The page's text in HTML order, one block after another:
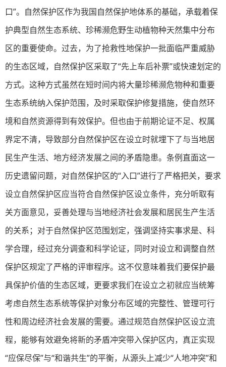
口”。自然保护区作为我国自然保护地体系的基础，承载着保
护典型自然生态系统、珍稀濒危野生动植物种天然集中分布
区的重要使命。过去，为了抢救性地保护一批面临严重威胁
的生态区域，自然保护区采取了“先上车后补票”或快速划定的
方式。这种方式虽然在短时间内将大量珍稀濒危物种和重要
生态系统纳入保护范围，及时采取保护修复措施，使自然环
境和自然资源得到有效保护。但也由于前期论证不足、权属
界定不清，导致部分自然保护区在设立时就埋下了与当地居
民生产生活、地方经济发展之间的矛盾隐患。条例直面这一
历史遗留问题，对自然保护区的“入口”进行了严格把关，要求
设立自然保护区应当符合自然保护区设立条件，充分听取有
关方面意见，妥善处理与当地经济社会发展和居民生产生活
的关系；对于自然保护区范围划定，强调坚持实事求是、科
学合理，经过充分调查和科学论证，同时对设立和调整自然
保护区规定了严格的评审程序。这不仅意味着我们要保护最
具保护价值的生态区域，更要求我们在设立之初就应当统筹
考虑自然生态系统等保护对象分布区域的完整性、管理可行
性和周边经济社会发展的需要。通过规范自然保护区设立流
程，能够有效避免将新的矛盾冲突带入保护区内，真正实现
“应保尽保”与“和谐共生”的平衡，从源头上减少“人地冲突”和